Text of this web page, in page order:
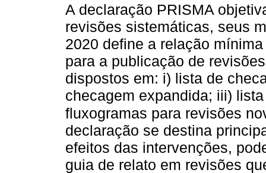
A declaração PRISMA
revisões sistemáticas, seus
2020 define a relação
para a publicação de
dispostos em: i) lista de
checagem expandida; iii)
fluxogramas para revisões
declaração se destina
efeitos das intervenções,
guia de relato em revisões